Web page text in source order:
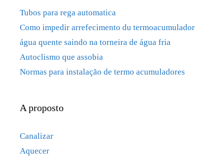
Tubos para rega automatica
Como impedir arrefecimento du termoacumulador
água quente saindo na torneira de água fria
Autoclismo que assobia
Normas para instalação de termo acumuladores
A proposto
Canalizar
Aquecer